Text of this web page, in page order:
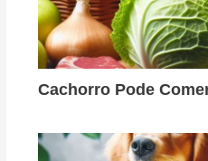
Cachorro Pode